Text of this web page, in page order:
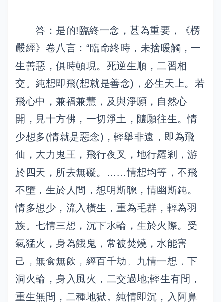
答：是的!臨終一念，甚為重要，《楞
嚴經》卷八言：“臨命終時，未捨暖觸，一
生善惡，俱時頓現。死逆生順，二習相
交。純想即飛(想就是善念)，必生天上。若
飛心中，兼福兼慧，及與淨願，自然心
開，見十方佛，一切淨土，隨願往生。情
少想多(情就是惡念)，輕舉非遠，即為飛
仙，大力鬼王，飛行夜叉，地行羅剎，游
於四天，所去無礙。……情想均等，不飛
不墮，生於人間，想明斯聰，情幽斯鈍。
情多想少，流入橫生，重為毛群，輕為羽
族。七情三想，沉下水輪，生於火際。受
氣猛火，身為餓鬼，常被焚燒，水能害
己，無食無飲，經百千劫。九情一想，下
洞火輪，身入風火，二交過地;輕生有間，
重生無間，二種地獄。純情即沉，入阿鼻